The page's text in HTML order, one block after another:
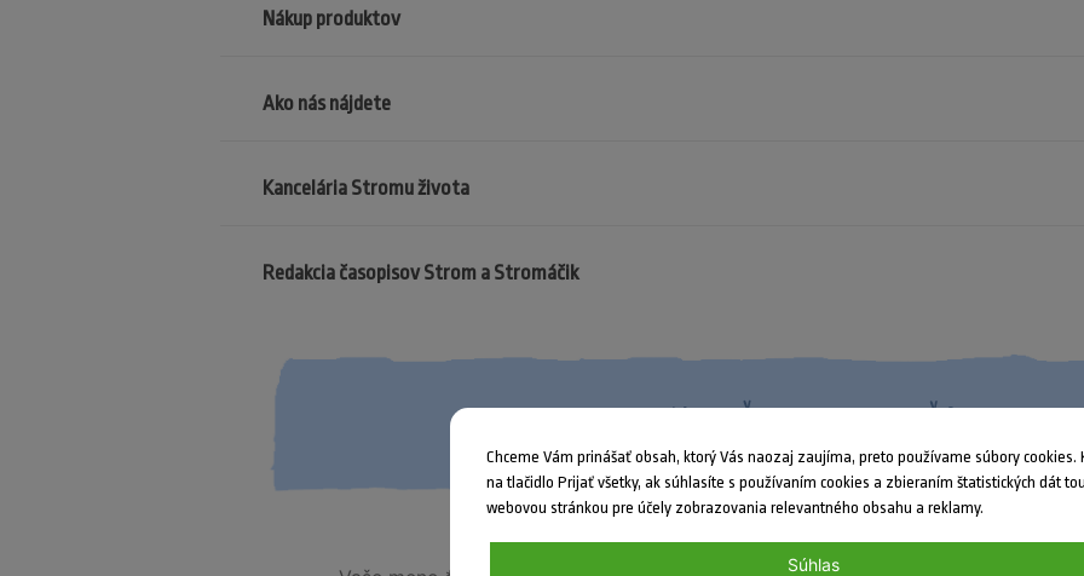
Nákup produktov
Ako nás nájdete
Kancelária Stromu života
Redakcia časopisov Strom a Stromáčik
Nenašli ste odpoveď?
Chceme Vám prinášať obsah, ktorý Vás naozaj zaujíma, preto používame súbory cookies.
na tlačidlo Prijať všetky, ak súhlasíte s používaním cookies a zbieraním štatistických dát
webovou stránkou pre účely zobrazovania relevantného obsahu a reklamy.
Súhlas